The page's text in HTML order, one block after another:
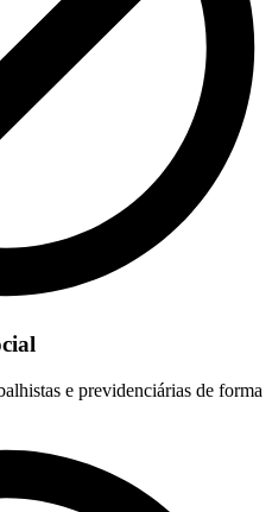
e previdenciárias de forma